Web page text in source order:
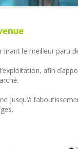
le meilleur parti
afin
jusqu’à